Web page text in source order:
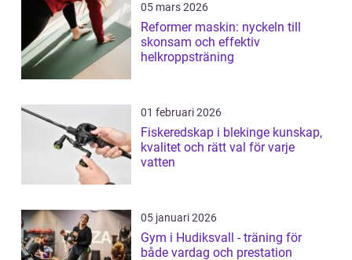
05 mars 2026
Reformer maskin: nyckeln till
skonsam och effektiv
helkroppsträning
01 februari 2026
Fiskeredskap i blekinge kunskap,
kvalitet och rätt val för varje
vatten
05 januari 2026
Gym i Hudiksvall - träning för
både vardag och prestation